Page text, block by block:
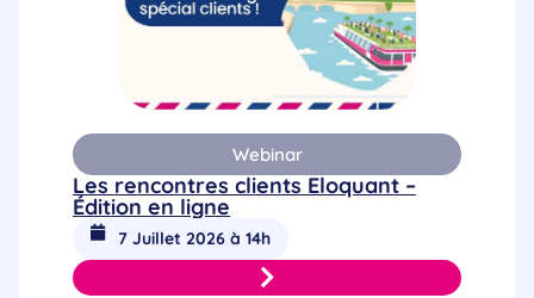
Webinar
Les rencontres clients Eloquant –
Édition en ligne
7 Juillet 2026 à 14h